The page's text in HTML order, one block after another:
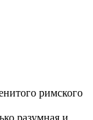
римского
разумная и